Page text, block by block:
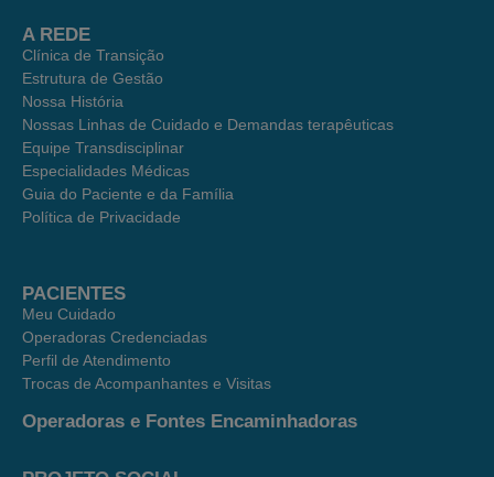
A REDE
Clínica de Transição
Estrutura de Gestão
Nossa História
Nossas Linhas de Cuidado e Demandas terapêuticas
Equipe Transdisciplinar
Especialidades Médicas
Guia do Paciente e da Família
Política de Privacidade
PACIENTES
Meu Cuidado
Operadoras Credenciadas
Perfil de Atendimento
Trocas de Acompanhantes e Visitas
Operadoras e Fontes Encaminhadoras